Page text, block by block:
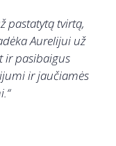
pastatytą tvirtą,
Aurelijui už
ir pasibaigus
ir jaučiamės
“